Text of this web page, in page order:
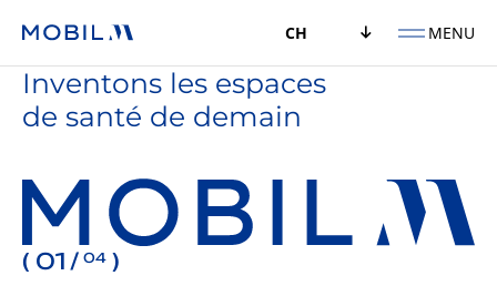
CH MENU
Inventons les espaces
de santé de demain
( 01 / 04 )